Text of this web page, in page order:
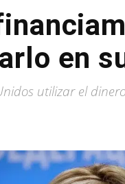
en
utilizar el